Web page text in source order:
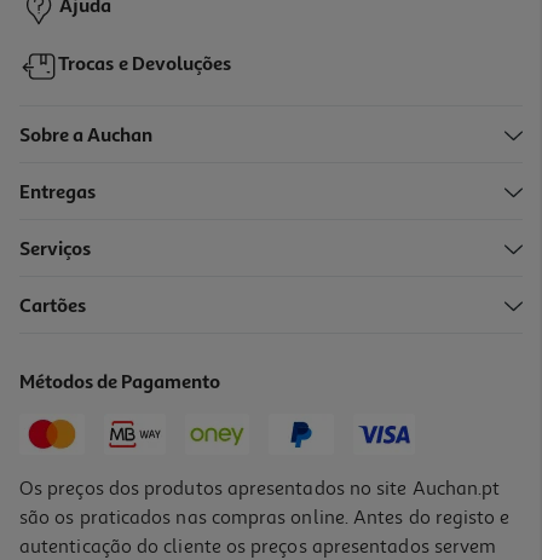
-20%
Price reduced from
9,99 €to
Promoção
Ajuda
Trocas e Devoluções
Sobre a Auchan
Entregas
Serviços
Cartões
Métodos de Pagamento
Os preços dos produtos apresentados no site Auchan.pt
são os praticados nas compras online. Antes do registo e
autenticação do cliente os preços apresentados servem